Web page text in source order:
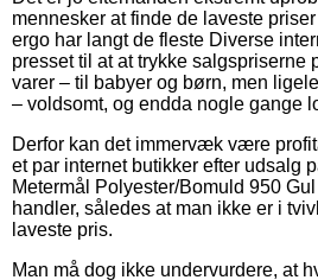
mennesker at finde de laveste
ergo har langt de fleste Diverse
presset til at at trykke salgspriserne
varer – til babyer og børn, men
– voldsomt, og endda nogle gange
Derfor kan det immervæk være
et par internet butikker efter udsalg
Metermål Polyester/Bomuld 950
handler, således at man ikke er i
laveste pris.
Man må dog ikke undervurdere, at